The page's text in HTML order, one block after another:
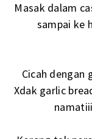
Masak dalam
sampai ke
Cicah dengan
Xdak garlic